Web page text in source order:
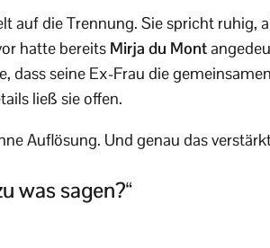
auf die Trennung. Sie spricht ruhig,
hatte bereits Mirja du Mont
dass seine Ex-Frau die
ließ sie offen.
Auflösung. Und genau das
was sagen?“